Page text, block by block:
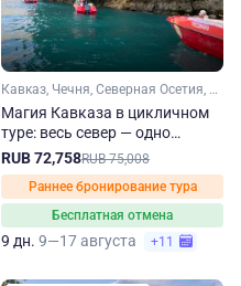
Кавказ, Чечня, Северная Осетия, Кабардино-Балкария, Ингушетия, Дагестан
Магия Кавказа в цикличном
туре: весь север — одно
путешествие
RUB 72,758RUB 75,008
Раннее бронирование тура
Бесплатная отмена
9 дн. 9—17 августа +11